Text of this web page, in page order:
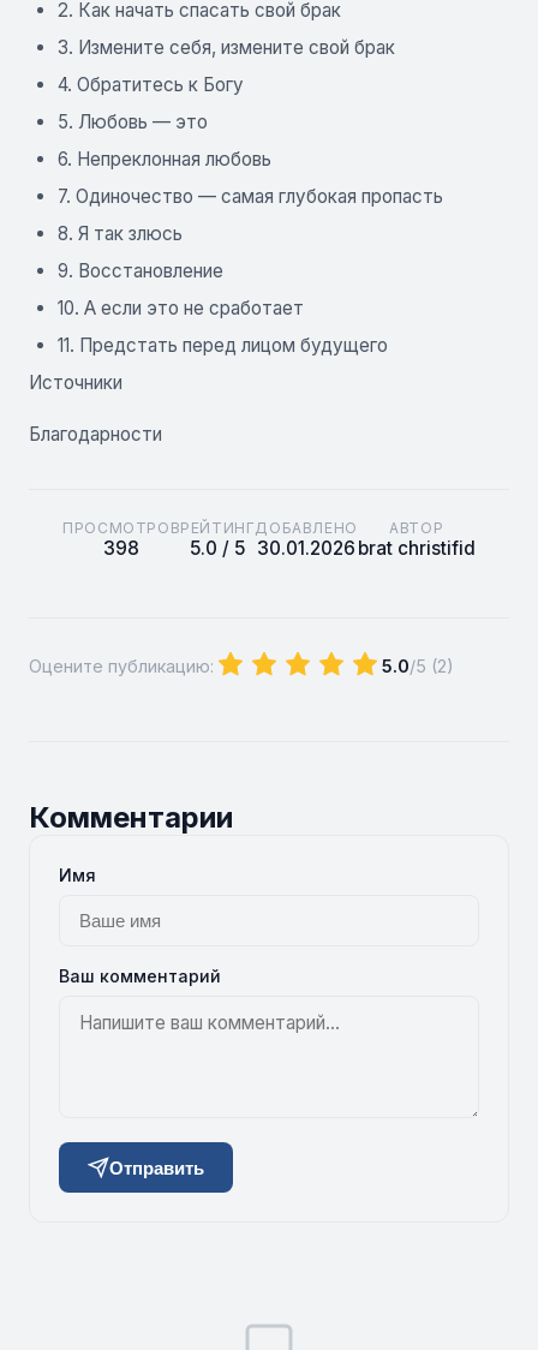
2. Как начать спасать свой брак
3. Измените себя, измените свой брак
4. Обратитесь к Богу
5. Любовь — это
6. Непреклонная любовь
7. Одиночество — самая глубокая пропасть
8. Я так злюсь
9. Восстановление
10. А если это не сработает
11. Предстать перед лицом будущего
Источники
Благодарности
ПРОСМОТРОВ
398
РЕЙТИНГ
5.0 / 5
ДОБАВЛЕНО
30.01.2026
АВТОР
brat christifid
Оцените публикацию: 5.0/5 (2)
Комментарии
Имя
Ваш комментарий
Отправить